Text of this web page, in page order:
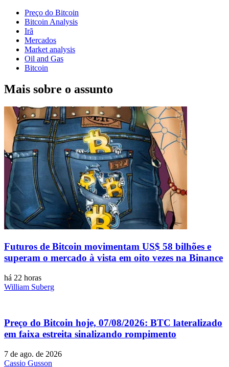
Preço do Bitcoin
Bitcoin Analysis
Irã
Mercados
Market analysis
Oil and Gas
Bitcoin
Mais sobre o assunto
Futuros de Bitcoin movimentam US$ 58 bilhões e
superam o mercado à vista em oito vezes na Binance
há 22 horas
William Suberg
Preço do Bitcoin hoje, 07/08/2026: BTC lateralizado
em faixa estreita sinalizando rompimento
7 de ago. de 2026
Cassio Gusson